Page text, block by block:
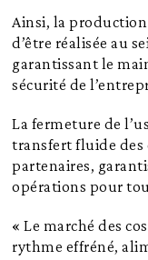
Ainsi, la
d’être réalisée au
garantissant le
sécurité de
La fermeture de
transfert fluide des
partenaires,
opérations pour
« Le marché des
rythme effréné,